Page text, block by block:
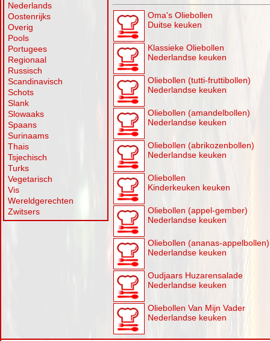
Nederlands
Oostenrijks
Overig
Pools
Portugees
Regionaal
Russisch
Scandinavisch
Schots
Slank
Slowaaks
Spaans
Surinaams
Thais
Tsjechisch
Turks
Vegetarisch
Vis
Wereldgerechten
Zwitsers
Oma's Oliebollen
Duitse keuken
Klassieke Oliebollen
Nederlandse keuken
Oliebollen (tutti-fruttibollen)
Nederlandse keuken
Oliebollen (amandelbollen)
Nederlandse keuken
Oliebollen (abrikozenbollen)
Nederlandse keuken
Oliebollen
Kinderkeuken keuken
Oliebollen (appel-gember)
Nederlandse keuken
Oliebollen (ananas-appelbollen)
Nederlandse keuken
Oudjaars Huzarensalade
Nederlandse keuken
Oliebollen Van Mijn Vader
Nederlandse keuken